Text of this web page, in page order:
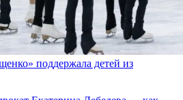
поддержала детей из